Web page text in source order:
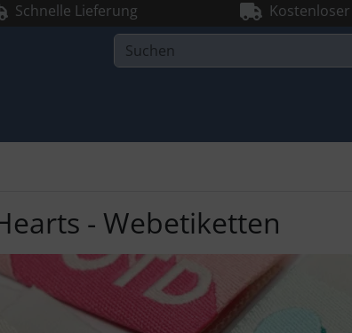
Schnelle Lieferung Kostenloser
- Webetiketten